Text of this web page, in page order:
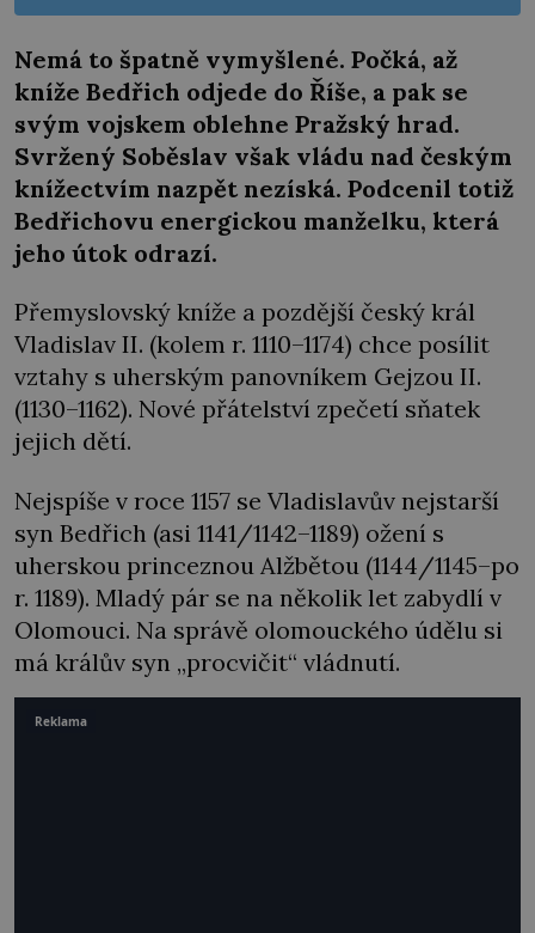
Nemá to špatně vymyšlené. Počká, až
kníže Bedřich odjede do Říše, a pak se
svým vojskem oblehne Pražský hrad.
Svržený Soběslav však vládu nad českým
knížectvím nazpět nezíská. Podcenil totiž
Bedřichovu energickou manželku, která
jeho útok odrazí.
Přemyslovský kníže a pozdější český král
Vladislav II. (kolem r. 1110–1174) chce posílit
vztahy s uherským panovníkem Gejzou II.
(1130–1162). Nové přátelství zpečetí sňatek
jejich dětí.
Nejspíše v roce 1157 se Vladislavův nejstarší
syn Bedřich (asi 1141/1142–1189) ožení s
uherskou princeznou Alžbětou (1144/1145–po
r. 1189). Mladý pár se na několik let zabydlí v
Olomouci. Na správě olomouckého údělu si
má králův syn „procvičit“ vládnutí.
Reklama